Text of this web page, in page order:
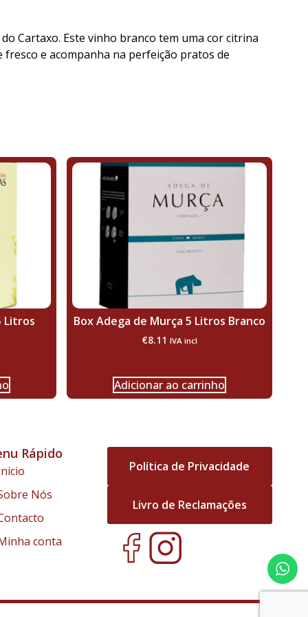
Cartaxo. Este vinho branco tem uma cor citrina
e acompanha na perfeição pratos de
Litros Box Adega de Murça 5 Litros Branco
€8.11 IVA incl
Adicionar ao carrinho
Rápido
Nós
conta
Política de Privacidade
Livro de Reclamações